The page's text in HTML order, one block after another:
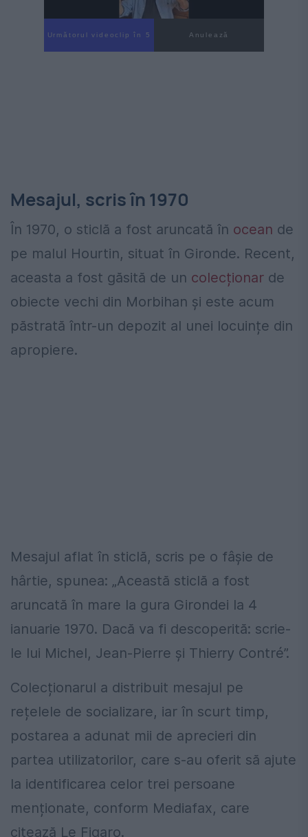
Următorul videoclip în 4 Anulează
Mesajul, scris în 1970
În 1970, o sticlă a fost aruncată în ocean de
pe malul Hourtin, situat în Gironde. Recent,
aceasta a fost găsită de un colecționar de
obiecte vechi din Morbihan și este acum
păstrată într-un depozit al unei locuințe din
apropiere.
Mesajul aflat în sticlă, scris pe o fâșie de
hârtie, spunea: „Această sticlă a fost
aruncată în mare la gura Girondei la 4
ianuarie 1970. Dacă va fi descoperită: scrie-
le lui Michel, Jean-Pierre și Thierry Contré”.
Colecționarul a distribuit mesajul pe
rețelele de socializare, iar în scurt timp,
postarea a adunat mii de aprecieri din
partea utilizatorilor, care s-au oferit să ajute
la identificarea celor trei persoane
menționate, conform Mediafax, care
citează Le Figaro.